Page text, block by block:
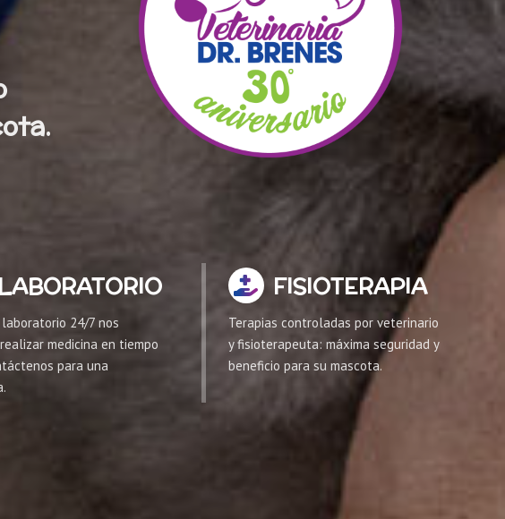
LABORATORIO
24/7 nos
medicina en tiempo
para una
FISIOTERAPIA
Terapias controladas por veterinario
y fisioterapeuta: máxima seguridad y
beneficio para su mascota.